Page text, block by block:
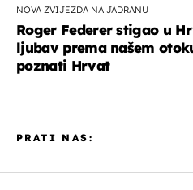
NOVA ZVIJEZDA NA JADRANU
Roger Federer stigao u
ljubav prema našem
poznati Hrvat
PRATI NAS: